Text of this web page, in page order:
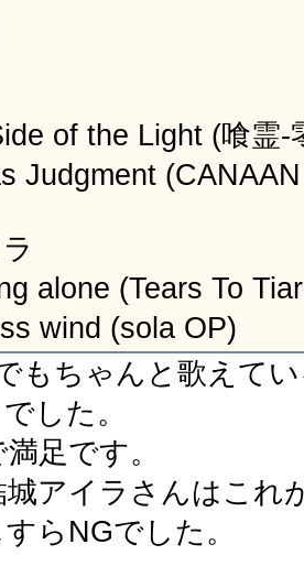
of the Light (喰霊-
Judgment
alone (Tears To
wind (sola OP)
もちゃんと歌えて
した。
足です。
アイラさんはこれ
らNGでした。